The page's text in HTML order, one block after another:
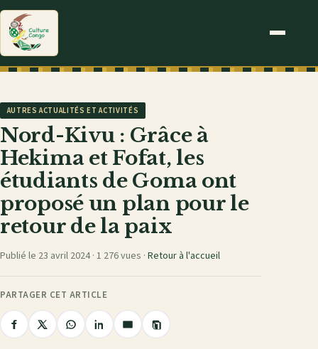
AUTRES ACTUALITÉS ET ACTIVITÉS
Nord-Kivu : Grâce à
Hekima et Fofat, les
étudiants de Goma ont
proposé un plan pour le
retour de la paix
Publié le 23 avril 2024 · 1 276 vues · Retour à l'accueil
PARTAGER CET ARTICLE
PartagerPartagerPartagerPartagerPartager
Copier
le